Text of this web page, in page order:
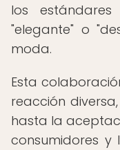
los
"elegante" o
moda.
Esta
reacción
hasta la
consumidores y